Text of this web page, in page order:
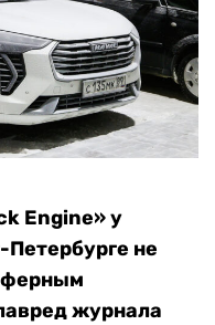
Engine» у
не
журнала